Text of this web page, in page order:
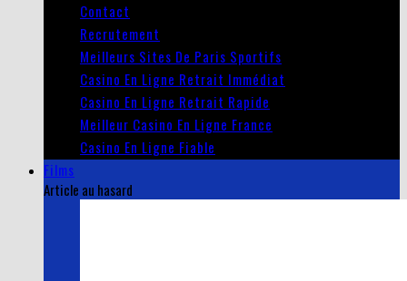
Contact
Recrutement
Meilleurs Sites De Paris Sportifs
Casino En Ligne Retrait Immédiat
Casino En Ligne Retrait Rapide
Meilleur Casino En Ligne France
Casino En Ligne Fiable
Films
Article au hasard